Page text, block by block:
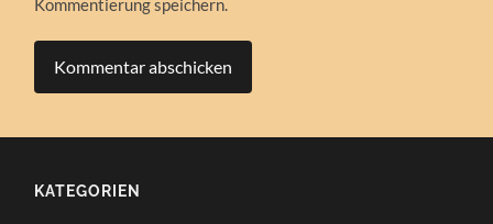
KATEGORIEN